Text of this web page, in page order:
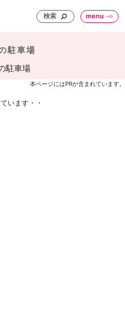
検索 menu
駐車場
駐車場
本ページにはPRが含まれています。
います・・